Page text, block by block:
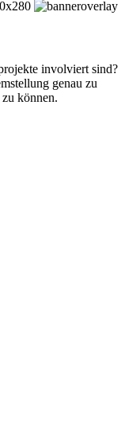
involviert sind?
genau zu
können.